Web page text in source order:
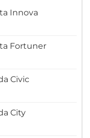
Innova
Fortuner
Civic
City